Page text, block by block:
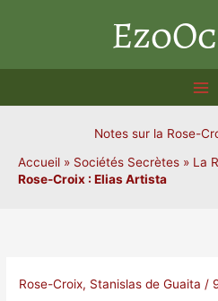
Notes sur la Rose-
Accueil » Sociétés Secrètes » La
Rose-Croix : Elias Artista
Rose-Croix, Stanislas de Guaita /